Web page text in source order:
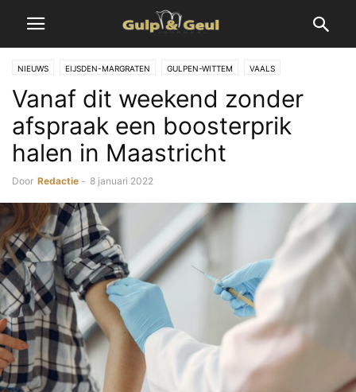
NIEUWS EIJSDEN-MARGRATEN GULPEN-WITTEM VAALS
VALKENBURG A/D GEUL VOERENDAAL
Vanaf dit weekend zonder
afspraak een boosterprik
halen in Maastricht
Door Redactie - 8 januari 2022